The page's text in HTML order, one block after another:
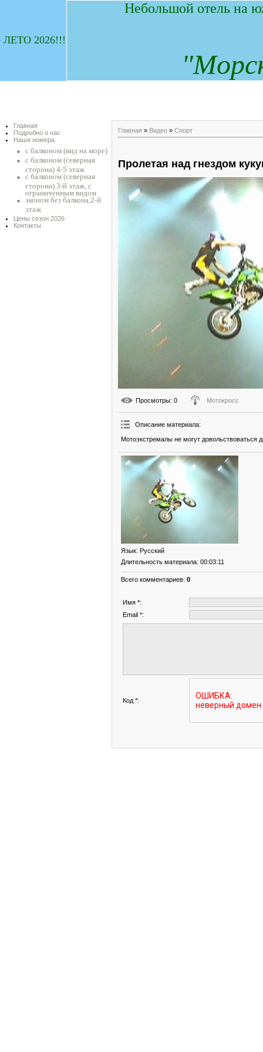
ЛЕТО 2026!!!
Небольшой отель на
"М
Главная
Подробно о нас
Наши номера
с балконом (вид на море)
с балконом (северная
сторона) 4-5 этаж
с балконом (северная
сторона) 3-й этаж, с
ограниченным видом
эконом без балкона,2-й
этаж
Цены сезон 2026
Контакты
Главная » Видео » Спорт
Пролетая над гнездом
Просмотры: 0 Мотокросс
Описание материала:
Мотоэкстремалы не могут довольствоваться
Язык: Русский
Длительность материала: 00:03:11
Всего комментариев: 0
Имя *:
Email *:
Код *: